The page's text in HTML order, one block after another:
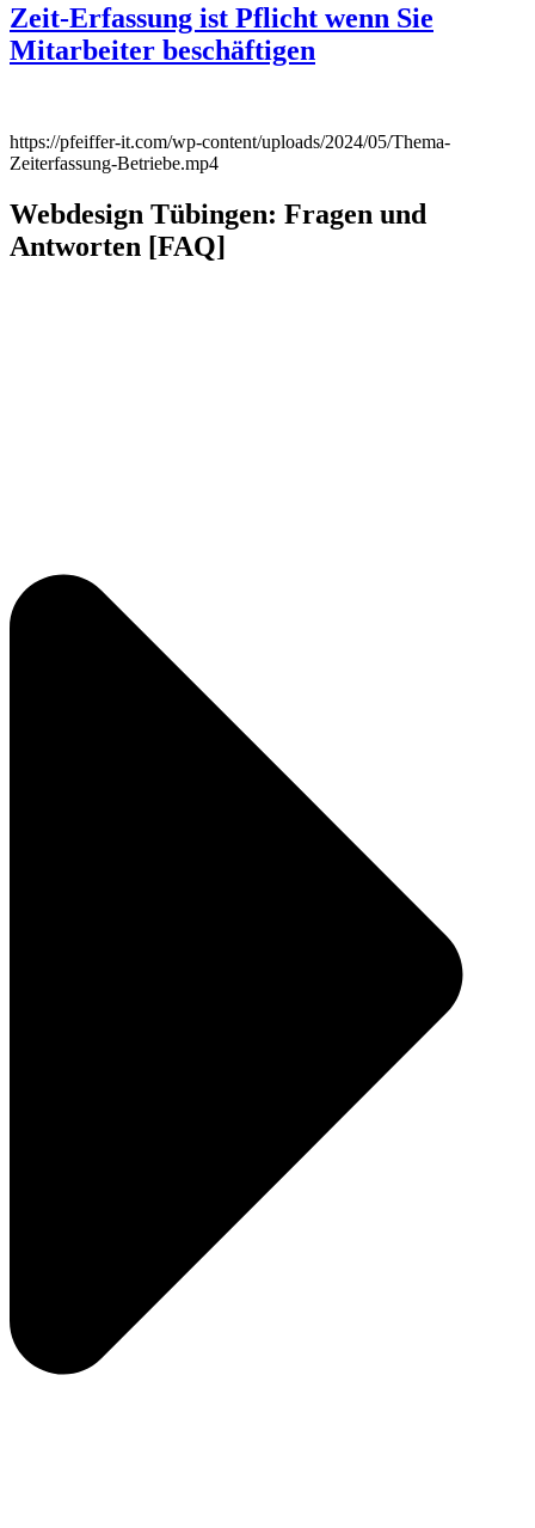
Zeit-Erfassung ist Pflicht wenn Sie
Mitarbeiter beschäftigen
https://pfeiffer-it.com/wp-content/uploads/2024/05/Thema-
Zeiterfassung-Betriebe.mp4
Webdesign Tübingen: Fragen und
Antworten [FAQ]